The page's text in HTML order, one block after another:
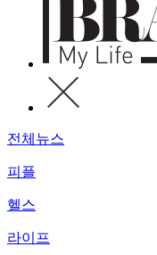
전체뉴스
피플
헬스
라이프